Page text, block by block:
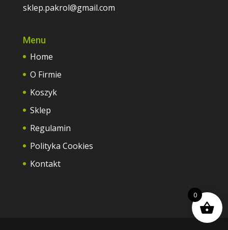
sklep.pakrol@gmail.com
Menu
Home
O Firmie
Koszyk
Sklep
Regulamin
Polityka Cookies
Kontakt
0